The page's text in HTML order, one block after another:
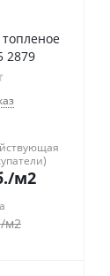
2879
/м2
/м2